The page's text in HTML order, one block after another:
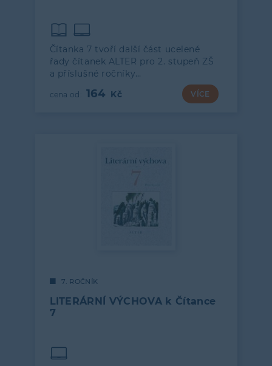
Čítanka 7 tvoří další část ucelené
řady čítanek ALTER pro 2. stupeň ZŠ
a příslušné ročníky…
164 VÍCE
7. ROČNÍK
LITERÁRNÍ VÝCHOVA k Čítance
7